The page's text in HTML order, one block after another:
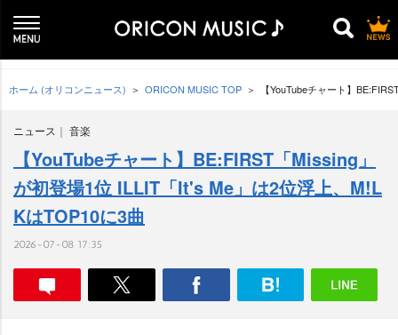
ホーム (オリコンニュース) ORICON MUSIC TOP 【YouTubeチャート】
ニュース 音楽
【YouTubeチャート】BE:FIRST「Missing」
が初登場1位 ILLIT「It's Me」は2位浮上、M!L
KはTOP10に3曲
2026-07-08 17:35